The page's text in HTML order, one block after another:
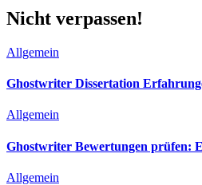
Nicht verpassen!
Allgemein
Ghostwriter Dissertation
Allgemein
Ghostwriter Bewertungen prüfen:
Allgemein